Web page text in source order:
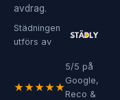
avdrag.
Städningen
utförs av
★★★★★
5/5 på
Google,
Reco &